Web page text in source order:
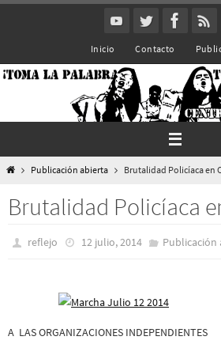
Inicio Contacto
InicioPublicación abierta Brutalidad Policíaca en
Brutalidad Policíaca
reflejo 12 julio, 2014 Publicación
A LAS ORGANIZACIONES INDEPENDIENTES